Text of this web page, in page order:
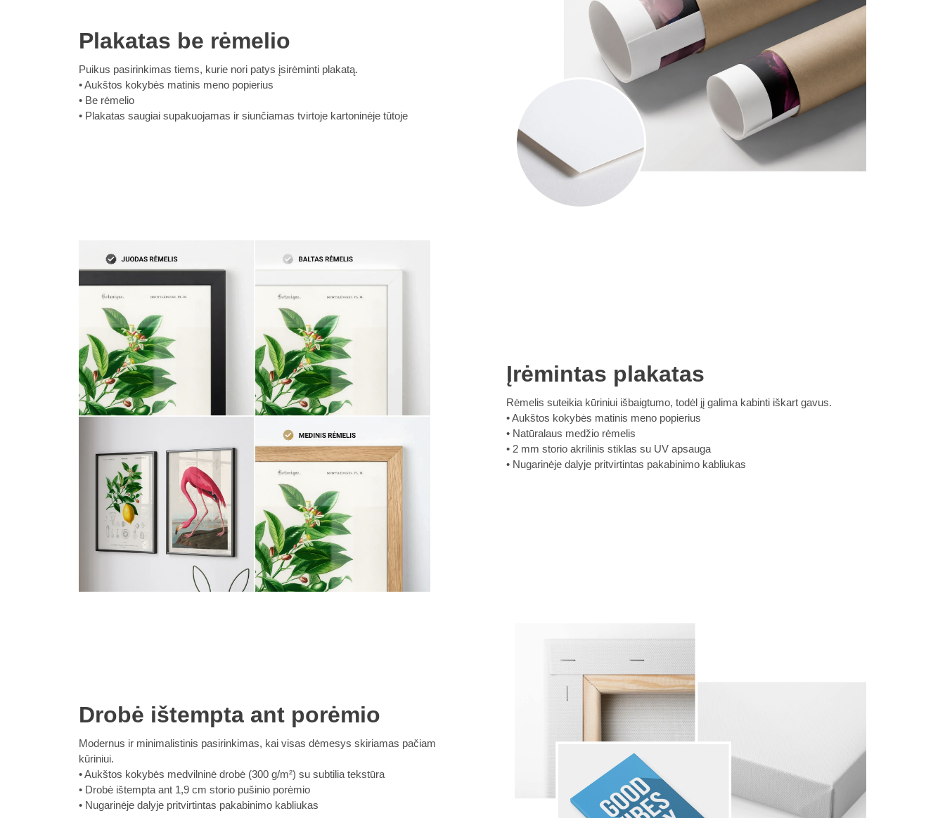
Plakatas be rėmelio
Puikus pasirinkimas tiems, kurie nori patys įsirėminti plakatą.
Aukštos kokybės matinis meno popierius
Be rėmelio
Plakatas saugiai supakuojamas ir siunčiamas tvirtoje kartoninėje tūtoje
Įrėmintas plakatas
Rėmelis suteikia kūriniui išbaigtumo, todėl jį galima kabinti iškart gavus.
Aukštos kokybės matinis meno popierius
Natūralaus medžio rėmelis
2 mm storio akrilinis stiklas su UV apsauga
Nugarinėje dalyje pritvirtintas pakabinimo kabliukas
Drobė ištempta ant porėmio
Modernus ir minimalistinis pasirinkimas, kai visas dėmesys skiriamas pačiam
kūriniui.
Aukštos kokybės medvilninė drobė (300 g/m²) su subtilia tekstūra
Drobė ištempta ant 1,9 cm storio pušinio porėmio
Nugarinėje dalyje pritvirtintas pakabinimo kabliukas